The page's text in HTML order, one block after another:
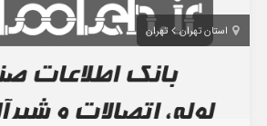
استان تهران تهران